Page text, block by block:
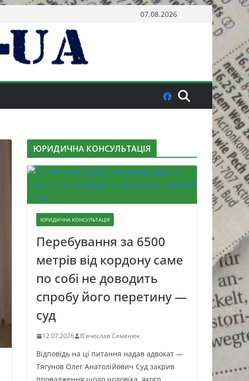
07.08.2026
ЮРИДИЧНА КОНСУЛЬТАЦІЯ
ЮРИДИЧНА КОНСУЛЬТАЦІЯ
Перебування за 6500
метрів від кордону саме
по собі не доводить
спробу його перетину —
суд
12.07.2026 В'ячеслав Семенюк
Відповідь на ці питання надав адвокат —
Тягунов Олег Анатолійович Суд закрив